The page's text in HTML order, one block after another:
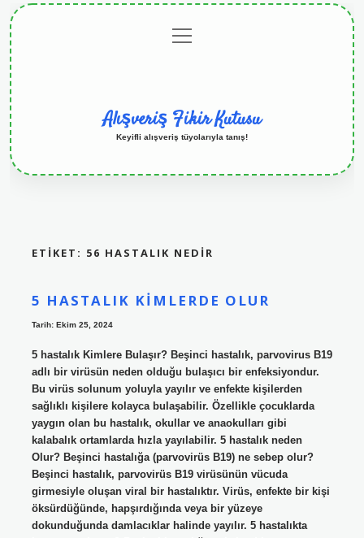
menüyü
aç
Alışveriş Fikir Kutusu
Keyifli alışveriş tüyolarıyla tanış!
ETIKET: 56 HASTALIK NEDIR
5 HASTALIK KIMLERDE OLUR
Tarih: Ekim 25, 2024
5 hastalık Kimlere Bulaşır? Beşinci hastalık, parvovirus B19
adlı bir virüsün neden olduğu bulaşıcı bir enfeksiyondur.
Bu virüs solunum yoluyla yayılır ve enfekte kişilerden
sağlıklı kişilere kolayca bulaşabilir. Özellikle çocuklarda
yaygın olan bu hastalık, okullar ve anaokulları gibi
kalabalık ortamlarda hızla yayılabilir. 5 hastalık neden
Olur? Beşinci hastalığa (parvovirüs B19) ne sebep olur?
Beşinci hastalık, parvovirüs B19 virüsünün vücuda
girmesiyle oluşan viral bir hastalıktır. Virüs, enfekte bir kişi
öksürdüğünde, hapşırdığında veya bir yüzeye
dokunduğunda damlacıklar halinde yayılır. 5 hastalıkta